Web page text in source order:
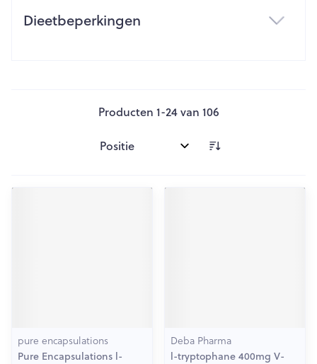
Dieetbeperkingen
Producten 1-24van 106
Sorteer op:
pure encapsulations
Pure Encapsulations l-
Deba Pharma
l-tryptophane 400mg V-